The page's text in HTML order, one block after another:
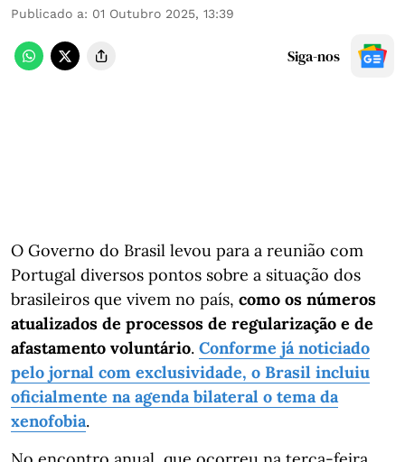
Publicado a: 01 Outubro 2025, 13:39
Siga-nos
O Governo do Brasil levou para a reunião com
Portugal diversos pontos sobre a situação dos
brasileiros que vivem no país, como os números
atualizados de processos de regularização e de
afastamento voluntário. Conforme já noticiado
pelo jornal com exclusividade, o Brasil incluiu
oficialmente na agenda bilateral o tema da
xenofobia.